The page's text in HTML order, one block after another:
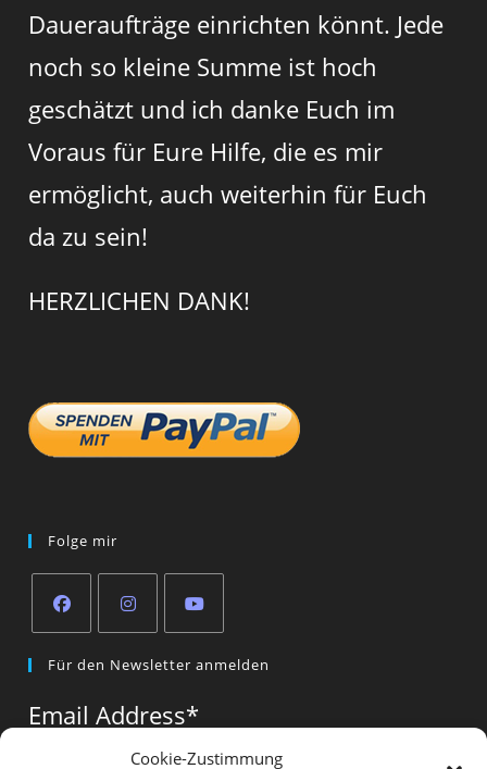
Cookie-Zustimmung
Daueraufträge einrichten könnt. Jede
noch so kleine Summe ist hoch
geschätzt und ich danke Euch im
Voraus für Eure Hilfe, die es mir
ermöglicht, auch weiterhin für Euch
da zu sein!
HERZLICHEN DANK!
Folge mir
in
new
in
new
in
new
tab
Für den Newsletter anmelden
Email Address*